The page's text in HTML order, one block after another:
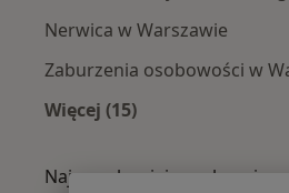
Nerwica w Warszawie
Zaburzenia osobowości w
Więcej (15)
Najpopularniejsze